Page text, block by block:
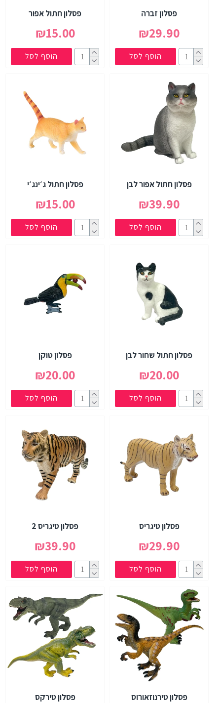
פסלון זברה
₪29.90
הוסף לסל
פסלון חתול אפור
₪15.00
הוסף לסל
פסלון חתול אפור לבן
₪39.90
הוסף לסל
פסלון חתול ג׳ינג׳י
₪15.00
הוסף לסל
פסלון חתול שחור לבן
₪20.00
הוסף לסל
פסלון טוקן
₪20.00
הוסף לסל
פסלון טיגריס
₪29.90
הוסף לסל
פסלון טיגריס 2
₪39.90
הוסף לסל
פסלון טירנוזאורוס פסלון טירקס